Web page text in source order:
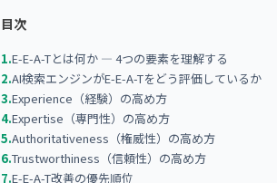
目次
1.E-E-A-Tとは何か — 4つの要素を理解する
2.AI検索エンジンがE-E-A-Tをどう評価しているか
3.Experience（経験）の高め方
4.Expertise（専門性）の高め方
5.Authoritativeness（権威性）の高め方
6.Trustworthiness（信頼性）の高め方
7.E-E-A-T改善の優先順位